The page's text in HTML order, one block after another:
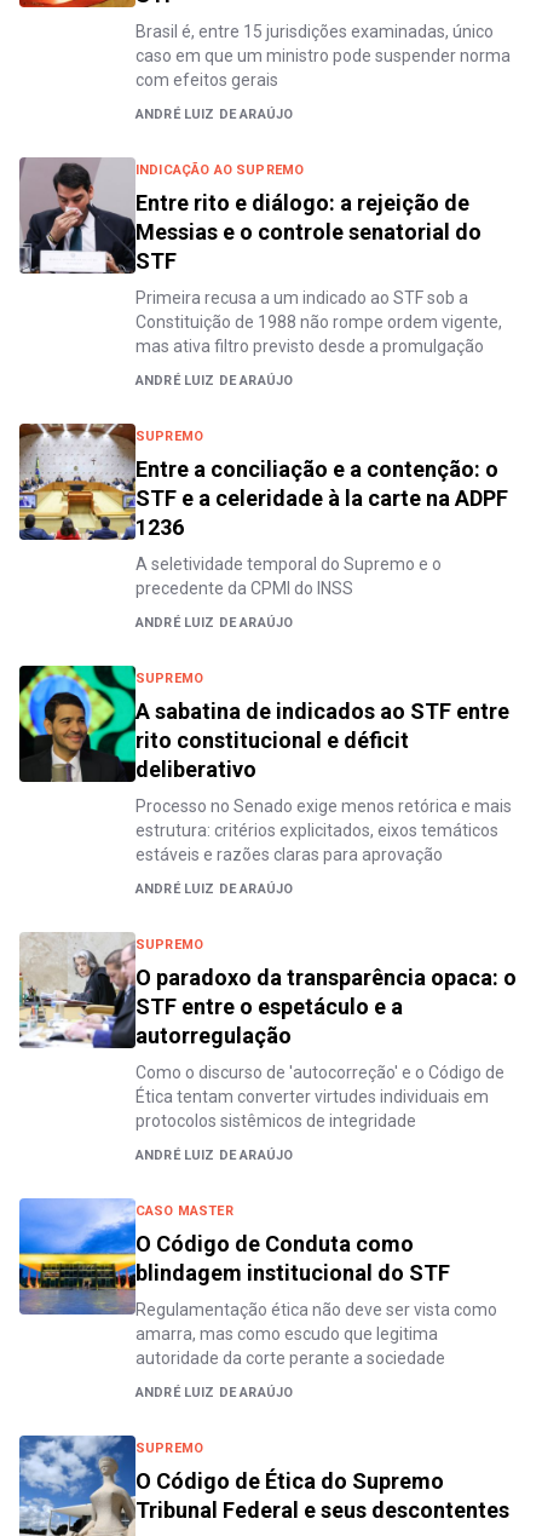
Brasil é, entre 15 jurisdições examinadas, único
caso em que um ministro pode suspender norma
com efeitos gerais
ANDRÉ LUIZ DE ARAÚJO
INDICAÇÃO AO SUPREMO
Entre rito e diálogo: a rejeição de
Messias e o controle senatorial do
STF
Primeira recusa a um indicado ao STF sob a
Constituição de 1988 não rompe ordem vigente,
mas ativa filtro previsto desde a promulgação
ANDRÉ LUIZ DE ARAÚJO
SUPREMO
Entre a conciliação e a contenção: o
STF e a celeridade à la carte na ADPF
1236
A seletividade temporal do Supremo e o
precedente da CPMI do INSS
ANDRÉ LUIZ DE ARAÚJO
SUPREMO
A sabatina de indicados ao STF entre
rito constitucional e déficit
deliberativo
Processo no Senado exige menos retórica e mais
estrutura: critérios explicitados, eixos temáticos
estáveis e razões claras para aprovação
ANDRÉ LUIZ DE ARAÚJO
SUPREMO
O paradoxo da transparência opaca: o
STF entre o espetáculo e a
autorregulação
Como o discurso de 'autocorreção' e o Código de
Ética tentam converter virtudes individuais em
protocolos sistêmicos de integridade
ANDRÉ LUIZ DE ARAÚJO
CASO MASTER
O Código de Conduta como
blindagem institucional do STF
Regulamentação ética não deve ser vista como
amarra, mas como escudo que legitima
autoridade da corte perante a sociedade
ANDRÉ LUIZ DE ARAÚJO
SUPREMO
O Código de Ética do Supremo
Tribunal Federal e seus descontentes